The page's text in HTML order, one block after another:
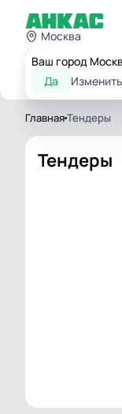
Москва
Ваш город
Да
Изменить
Каталог
ГлавнаяТендеры
Тендеры